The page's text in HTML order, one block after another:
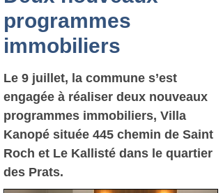
programmes
immobiliers
Le 9 juillet, la commune s’est
engagée à réaliser deux nouveaux
programmes immobiliers, Villa
Kanopé située 445 chemin de Saint
Roch et Le Kallisté dans le quartier
des Prats.